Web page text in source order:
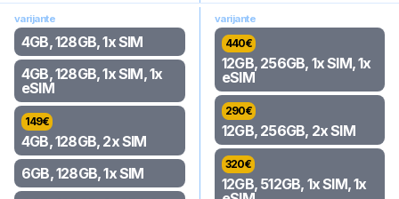
varijante
4GB, 128GB, 1x SIM
4GB, 128GB, 1x SIM, 1x
eSIM
149€
4GB, 128GB, 2x SIM
6GB, 128GB, 1x SIM
varijante
440€
12GB, 256GB, 1x SIM, 1x
eSIM
290€
12GB, 256GB, 2x SIM
320€
12GB, 512GB, 1x SIM, 1x